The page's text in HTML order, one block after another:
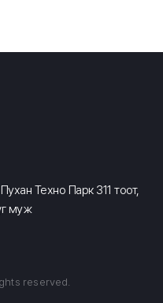
Техно Парк 311 тоот,
муж
reserved.